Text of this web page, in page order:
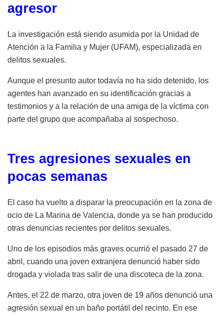
agresor
La investigación está siendo asumida por la Unidad de
Atención a la Familia y Mujer (UFAM), especializada en
delitos sexuales.
Aunque el presunto autor todavía no ha sido detenido, los
agentes han avanzado en su identificación gracias a
testimonios y a la relación de una amiga de la víctima con
parte del grupo que acompañaba al sospechoso.
Tres agresiones sexuales en
pocas semanas
El caso ha vuelto a disparar la preocupación en la zona de
ocio de La Marina de Valencia, donde ya se han producido
otras denuncias recientes por delitos sexuales.
Uno de los episodios más graves ocurrió el pasado 27 de
abril, cuando una joven extranjera denunció haber sido
drogada y violada tras salir de una discoteca de la zona.
Antes, el 22 de marzo, otra joven de 19 años denunció una
agresión sexual en un baño portátil del recinto. En ese